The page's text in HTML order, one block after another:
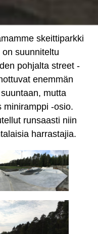
skeittiparkki
suunniteltu
pohjalta street -
enemmän
mutta
miniramppi -osio.
runsaasti niin
harrastajia.